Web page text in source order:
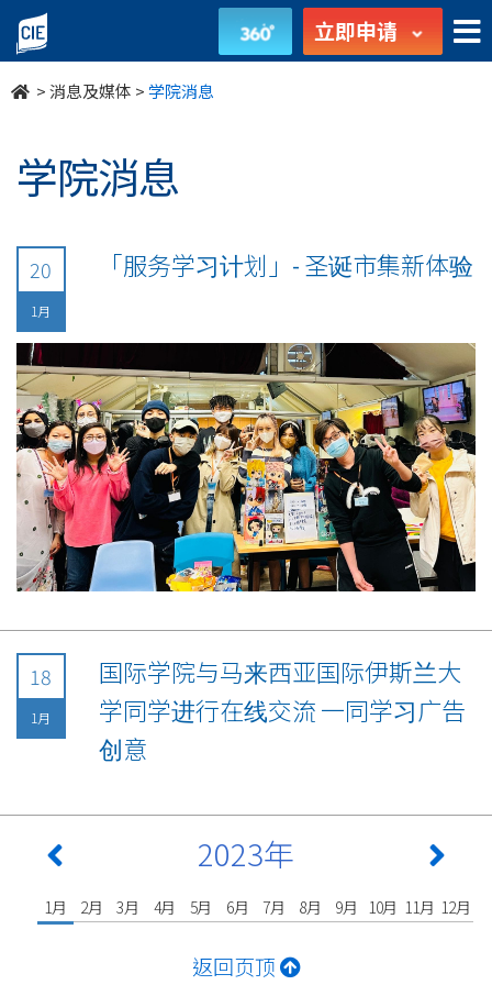
undefined 立即申请
>消息及媒体 >学院消息
学院消息
20
1月
「服务学习计划」- 圣诞市集新体验
18
1月
国际学院与马来西亚国际伊斯兰大
学同学进行在线交流 一同学习广告
创意
2023年
1月 2月 3月 4月 5月 6月 7月 8月 9月 10月 11月 12月
返回页顶